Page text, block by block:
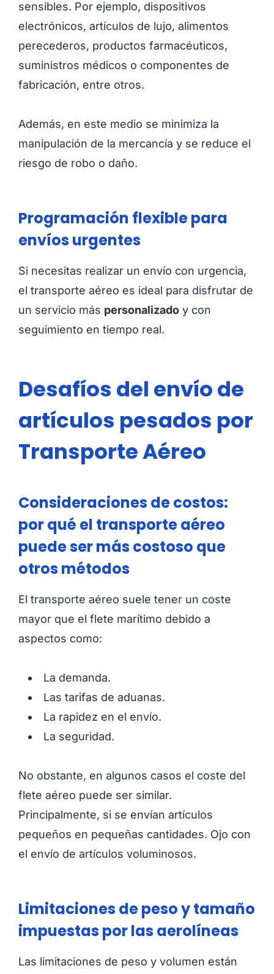
sensibles. Por ejemplo, dispositivos
electrónicos, artículos de lujo, alimentos
perecederos, productos farmacéuticos,
suministros médicos o componentes de
fabricación, entre otros.
Además, en este medio se minimiza la
manipulación de la mercancía y se reduce el
riesgo de robo o daño.
Programación flexible para
envíos urgentes
Si necesitas realizar un envío con urgencia,
el transporte aéreo es ideal para disfrutar de
un servicio más personalizado y con
seguimiento en tiempo real.
Desafíos del envío de
artículos pesados por
Transporte Aéreo
Consideraciones de costos:
por qué el transporte aéreo
puede ser más costoso que
otros métodos
El transporte aéreo suele tener un coste
mayor que el flete marítimo debido a
aspectos como:
La demanda.
Las tarifas de aduanas.
La rapidez en el envío.
La seguridad.
No obstante, en algunos casos el coste del
flete aéreo puede ser similar.
Principalmente, si se envían artículos
pequeños en pequeñas cantidades. Ojo con
el envío de artículos voluminosos.
Limitaciones de peso y tamaño
impuestas por las aerolíneas
Las limitaciones de peso y volumen están